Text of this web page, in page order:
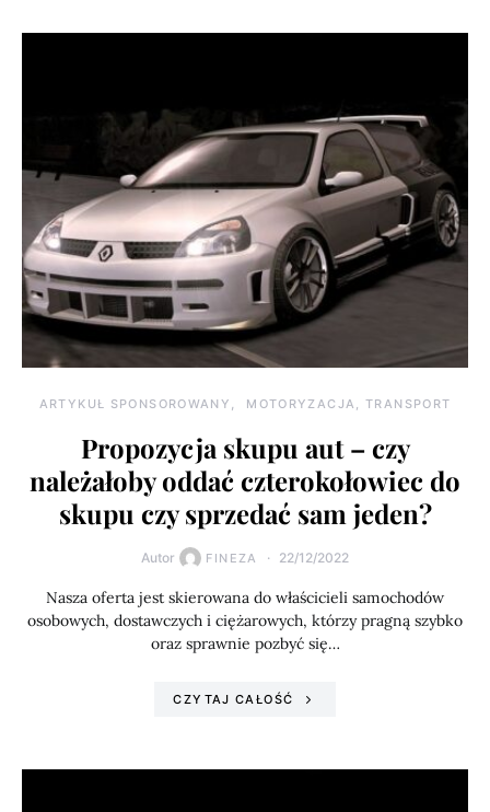
ARTYKUŁ SPONSOROWANY MOTORYZACJA, TRANSPORT
Propozycja skupu aut – czy
należałoby oddać czterokołowiec do
skupu czy sprzedać sam jeden?
Autor FINEZA 22/12/2022
Nasza oferta jest skierowana do właścicieli samochodów
osobowych, dostawczych i ciężarowych, którzy pragną szybko
oraz sprawnie pozbyć się…
CZYTAJ CAŁOŚĆ